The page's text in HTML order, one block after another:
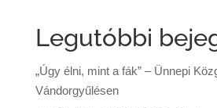
Legutóbbi
„Úgy élni, mint a fák” – Ünnepi
Vándorgyűlésen